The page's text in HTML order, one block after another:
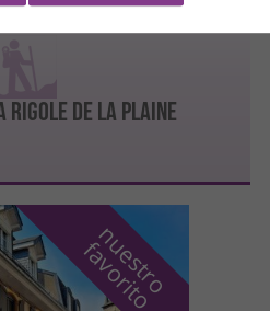
RIGOLE DE LA PLAINE
n
u
e
s
t
r
o
f
a
v
o
r
i
t
o